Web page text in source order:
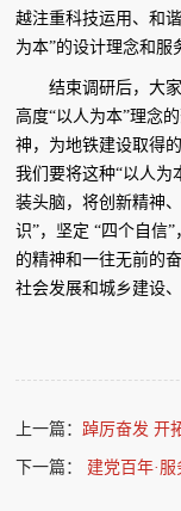
越注重科技运用、和
为本”的设计理念和服
结束调研后，大
高度“以人为本”理念
神，为地铁建设取得
我们要将这种“以人为
装头脑，将创新精神
识”，坚定 “四个自信
的精神和一往无前的
社会发展和城乡建设
上一篇：踔厉奋发 开拓
下一篇： 建党百年·